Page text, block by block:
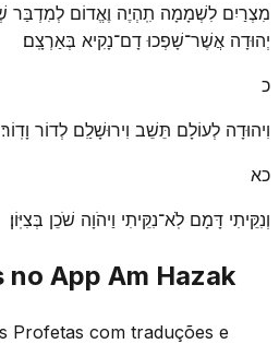
מִצְרַיִם לִשְׁמָמָה תִֽהְיֶה וֶאֱדוֹם לְמִדְבַּר
יְהוּדָה אֲשֶׁר־שָׁפְכוּ דָם־נָקִיא בְּאַרְצָֽם׃
כ
וִיהוּדָה לְעוֹלָם תֵּשֵׁב וִירוּשָׁלַ͏ִם לְדוֹר וָדֽוֹר׃
כא
וְנִקֵּיתִי דָּמָם לֹֽא־נִקֵּיתִי וַיהֹוָה שֹׁכֵן בְּצִיּֽוֹן׃
no App Am Hazak
Profetas com traduções e